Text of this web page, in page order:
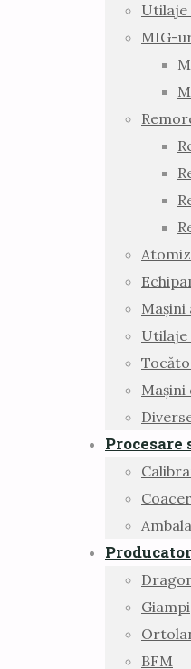
MIG-
Mașini
Procesare
Giampi
BFM